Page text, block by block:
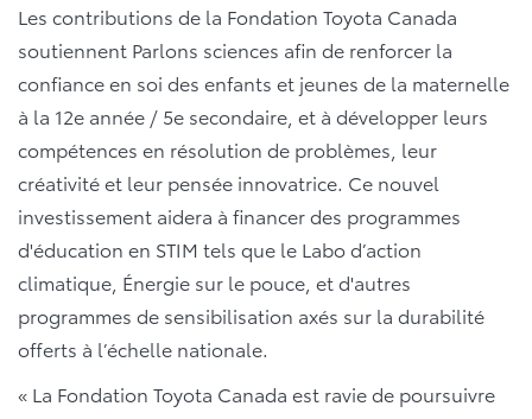
Les contributions de la Fondation Toyota Canada
soutiennent Parlons sciences afin de renforcer la
confiance en soi des enfants et jeunes de la maternelle
à la 12e année / 5e secondaire, et à développer leurs
compétences en résolution de problèmes, leur
créativité et leur pensée innovatrice. Ce nouvel
investissement aidera à financer des programmes
d'éducation en STIM tels que le Labo d’action
climatique, Énergie sur le pouce, et d'autres
programmes de sensibilisation axés sur la durabilité
offerts à l’échelle nationale.
« La Fondation Toyota Canada est ravie de poursuivre